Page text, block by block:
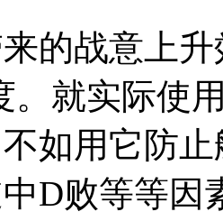
的战意上
。就实际使
如用它防
D败等等因